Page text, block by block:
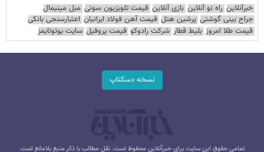
خبرآنلاین راه نو آنلاین بازی آنلاین قیمت تلویزیون سونی مبل مینیمال
جراح بینی گوشتی پرشین هتل قیمت آهن فولاد ایرانیان اعتبارسنجی بانکی
قیمت طلا امروز بلیط قطار شرکت رادوکو قیمت پروفیل سایت یوتوتایمز
نسخه دسکتاپ
تمامی حقوق این سایت برای خبرآنلاین محفوظ است. نقل مطالب با ذکر منبع بلامانع است.